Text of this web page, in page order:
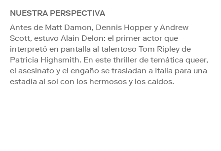
NUESTRA PERSPECTIVA
Antes de Matt Damon, Dennis Hopper y Andrew
Scott, estuvo Alain Delon: el primer actor que
interpretó en pantalla al talentoso Tom Ripley de
Patricia Highsmith. En este thriller de temática queer,
el asesinato y el engaño se trasladan a Italia para una
estadía al sol con los hermosos y los caídos.